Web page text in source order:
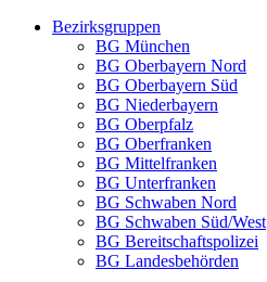
Bezirksgruppen
BG München
BG Oberbayern Nord
BG Oberbayern Süd
BG Niederbayern
BG Oberpfalz
BG Oberfranken
BG Mittelfranken
BG Unterfranken
BG Schwaben Nord
BG Schwaben Süd/West
BG Bereitschaftspolizei
BG Landesbehörden